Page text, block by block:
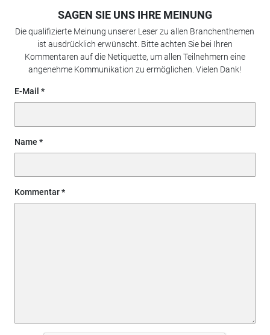
SAGEN SIE UNS IHRE MEINUNG
Die qualifizierte Meinung unserer Leser zu allen Branchenthemen
ist ausdrücklich erwünscht. Bitte achten Sie bei Ihren
Kommentaren auf die Netiquette, um allen Teilnehmern eine
angenehme Kommunikation zu ermöglichen. Vielen Dank!
E-Mail
Name
Kommentar